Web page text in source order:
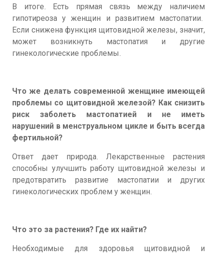
В итоге. Есть прямая связь между наличием
гипотиреоза у женщин и развитием мастопатии.
Если снижена функция щитовидной железы, значит,
может возникнуть мастопатия и другие
гинекологические проблемы.
Что же делать современной женщине имеющей
проблемы со щитовидной железой? Как снизить
риск заболеть мастопатией и не иметь
нарушений в менструальном цикле и быть всегда
фертильной?
Ответ дает природа. Лекарственные растения
способны улучшить работу щитовидной железы и
предотвратить развитие мастопатии и других
гинекологических проблем у женщин.
Что это за растения? Где их найти?
Необходимые для здоровья щитовидной и